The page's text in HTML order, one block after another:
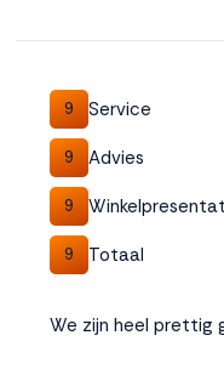
9 Service
9 Advies
9
9 Totaal
We zijn heel prettig